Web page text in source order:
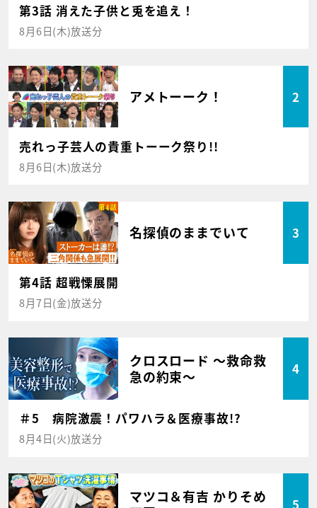
第3話 消えた子供と兎を追え！
8月6日(木)放送分
アメトーーク！ 2
売れっ子芸人の貴重トーーク祭り!!
8月6日(木)放送分
名探偵のままでいて 3
第4話 超戦慄展開
8月7日(金)放送分
クロスロード ～救命救
急の約束～
4
＃5 病院激震！パワハラ＆医療事故!?
8月4日(火)放送分
マツコ＆有吉 かりそめ
5